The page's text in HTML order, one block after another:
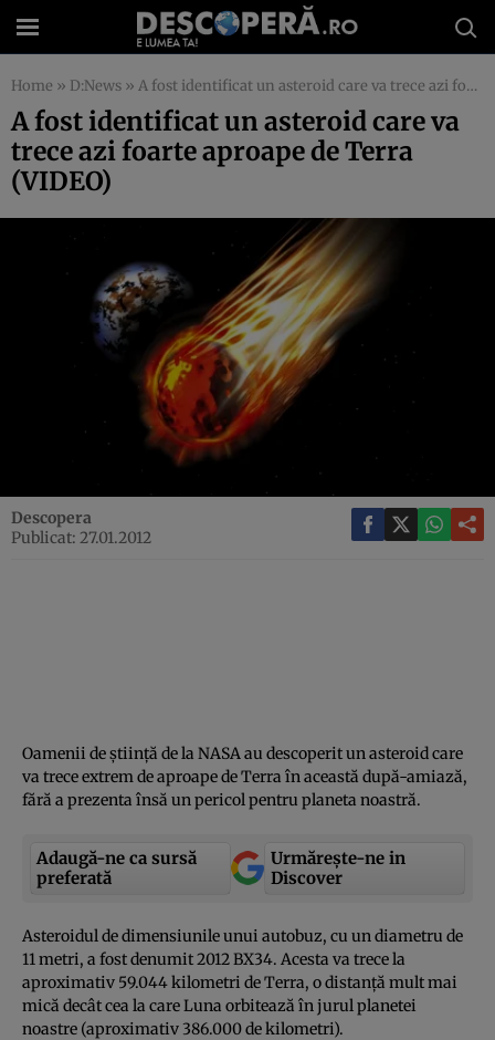
Home » D:News » A fost identificat un asteroid care va trece azi foarte aproape de Terra (VIDEO)
A fost identificat un asteroid care va
trece azi foarte aproape de Terra
(VIDEO)
Descopera
Publicat: 27.01.2012
Oamenii de ştiinţă de la NASA au descoperit un asteroid care
va trece extrem de aproape de Terra în această după-amiază,
fără a prezenta însă un pericol pentru planeta noastră.
Adaugă-ne ca sursă
preferată
Urmărește-ne in
Discover
Asteroidul de dimensiunile unui autobuz, cu un diametru de
11 metri, a fost denumit 2012 BX34. Acesta va trece la
aproximativ 59.044 kilometri de Terra, o distanţă mult mai
mică decât cea la care Luna orbitează în jurul planetei
noastre (aproximativ 386.000 de kilometri).